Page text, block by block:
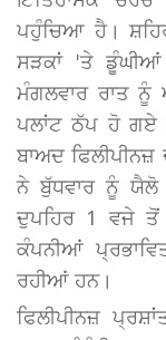
ਪਹੁੰਚਿਆ ਹੈ।
ਸੜਕਾਂ 'ਤੇ
ਮੰਗਲਵਾਰ ਰਾਤ ਨੂੰ
ਪਲਾਂਟ ਠੱਪ ਹੋ
ਬਾਅਦ
ਨੇ ਬੁੱਧਵਾਰ ਨੂੰ
ਦੁਪਹਿਰ 1 ਵਜੇ ਤੋਂ
ਕੰਪਨੀਆਂ
ਰਹੀਆਂ ਹਨ।
ਫਿਲੀਪੀਨਜ਼